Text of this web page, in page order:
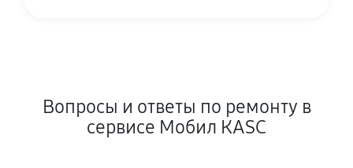
Вопросы и ответы по ремонту в
сервисе Мобил КASC